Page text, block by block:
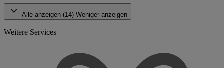
Alle anzeigen (14) Weniger anzeigen
Weitere Services